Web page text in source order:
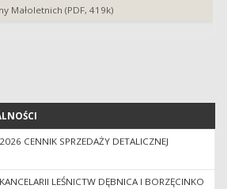
Małoletnich (PDF, 419k)
CENNIK SPRZEDAŻY DETALICZNEJ
LEŚNICTW DĘBNICA I BORZĘCINKO